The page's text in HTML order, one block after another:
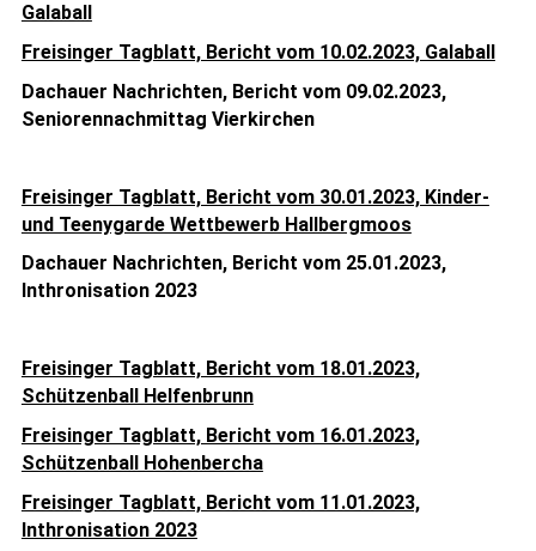
Galaball
Freisinger Tagblatt, Bericht vom 10.02.2023, Galaball
Dachauer Nachrichten, Bericht vom 09.02.2023,
Seniorennachmittag Vierkirchen
Freisinger Tagblatt, Bericht vom 30.01.2023, Kinder-
und Teenygarde Wettbewerb Hallbergmoos
Dachauer Nachrichten, Bericht vom 25.01.2023,
Inthronisation 2023
Freisinger Tagblatt, Bericht vom 18.01.2023,
Schützenball Helfenbrunn
Freisinger Tagblatt, Bericht vom 16.01.2023,
Schützenball Hohenbercha
Freisinger Tagblatt, Bericht vom 11.01.2023,
Inthronisation 2023